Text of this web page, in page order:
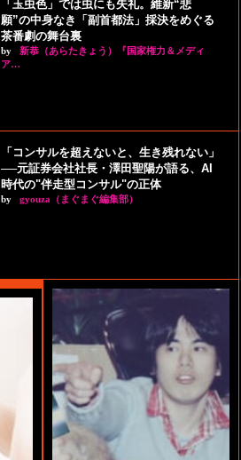
「玉虫色」では虫にも失礼。維新“悲
願”の中身なき「副首都法」採決をめぐる
茶番劇の舞台裏
by
新恭（あらたきょう）『国家権力＆メディ
ア…
「コンサルを超えないと、生き残れない」
──元証券会社社長・澤田聖陽が語る、AI
時代の"伴走型コンサル"の正体
by gyouza（まぐまぐ編集部）